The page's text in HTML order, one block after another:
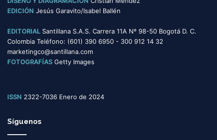
EDICIÓN Jesús Garavito/Isabel Ballén
EDITORIAL Santillana S.A.S. Carrera 11A Nº 98-50 Bogotá D. C.
Colombia Teléfono: (601) 390 6950 - 300 912 14 32
marketingco@santillana.com
FOTOGRAFÍAS Getty Images
ISSN 2322-7036 Enero de 2024
Síguenos